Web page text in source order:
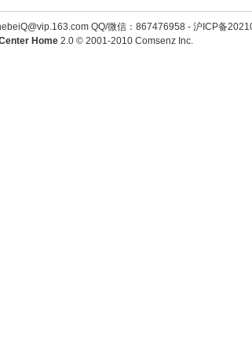
QQ/微信：867476958- 沪ICP备
Home 2.0© 2001-2010 Comsenz Inc.